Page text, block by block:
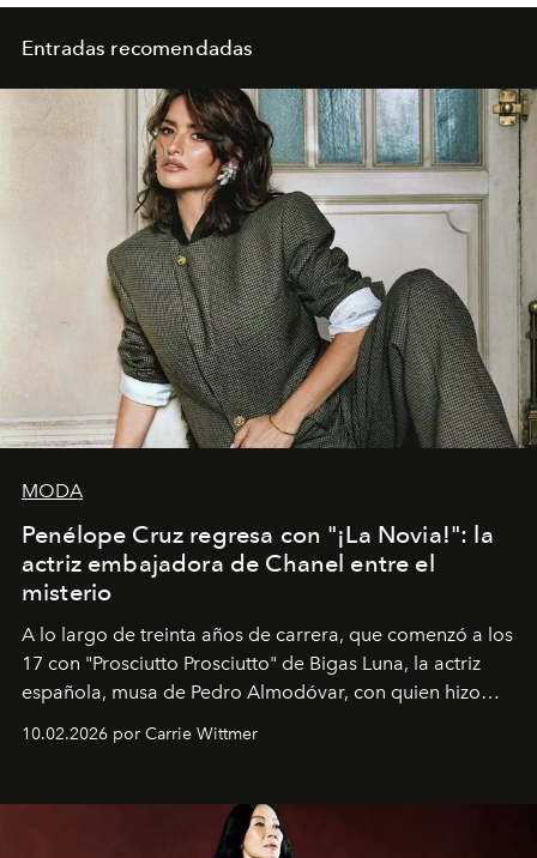
Entradas recomendadas
MODA
Penélope Cruz regresa con "¡La Novia!": la
actriz embajadora de Chanel entre el
misterio
A lo largo de treinta años de carrera, que comenzó a los
17 con "Prosciutto Prosciutto" de Bigas Luna, la actriz
española, musa de Pedro Almodóvar, con quien hizo
Barcelona", ha dividido su tiempo entre Europa y
dirigida por Maggie Gyllenhaal.
10.02.2026 por Carrie Wittmer